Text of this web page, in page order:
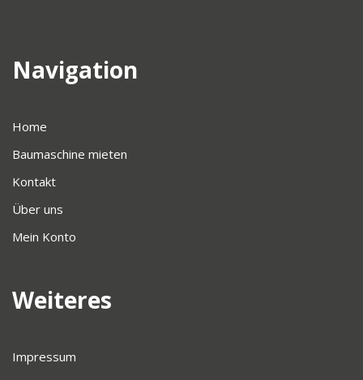
Navigation
Home
Baumaschine mieten
Kontakt
Über uns
Mein Konto
Weiteres
Impressum